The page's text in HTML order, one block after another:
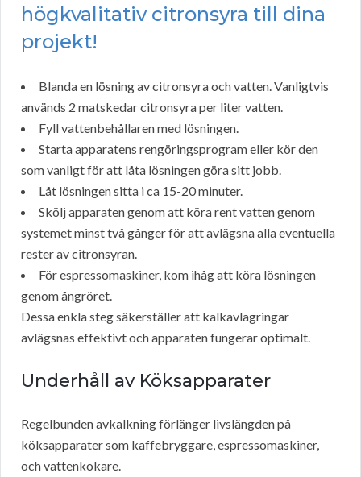
högkvalitativ citronsyra till dina
projekt!
Blanda en lösning av citronsyra och vatten. Vanligtvis
används 2 matskedar citronsyra per liter vatten.
Fyll vattenbehållaren med lösningen.
Starta apparatens rengöringsprogram eller kör den
som vanligt för att låta lösningen göra sitt jobb.
Låt lösningen sitta i ca 15-20 minuter.
Skölj apparaten genom att köra rent vatten genom
systemet minst två gånger för att avlägsna alla eventuella
rester av citronsyran.
För espressomaskiner, kom ihåg att köra lösningen
genom ångröret.
Dessa enkla steg säkerställer att kalkavlagringar
avlägsnas effektivt och apparaten fungerar optimalt.
Underhåll av Köksapparater
Regelbunden avkalkning förlänger livslängden på
köksapparater som kaffebryggare, espressomaskiner,
och vattenkokare.